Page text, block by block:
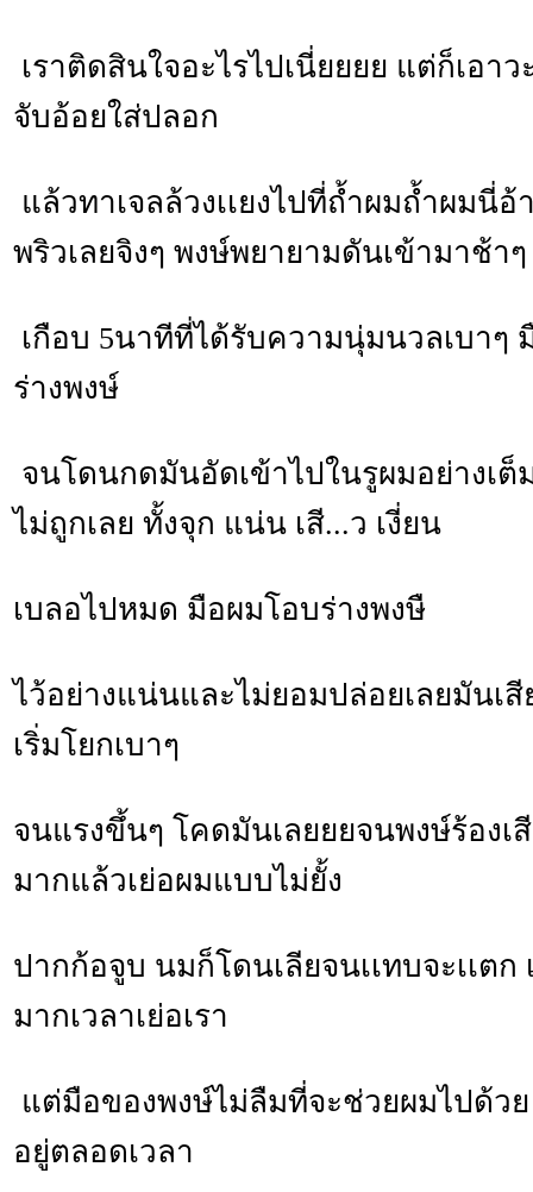
เราติดสินใจอะไรไปเนี่ยยยย แต่ก็เอา
จับอ้อยใส่ปลอก
แล้วทาเจลล้วงเเยงไปที่ถ้ำผมถ้ำผมนี่
พริวเลยจิงๆ พงษ์พยายามดันเข้ามาช้าๆ
เกือบ 5นาทีที่ได้รับความนุ่มนวลเบาๆ
ร่างพงษ์
จนโดนกดมันอัดเข้าไปในรูผมอย่างเ
ไม่ถูกเลย ทั้งจุก แน่น เสี...ว เงี่ยน
เบลอไปหมด มือผมโอบร่างพงษื
ไว้อย่างแน่นและไม่ยอมปล่อยเลยมันเ
เริ่มโยกเบาๆ
จนแรงขึ้นๆ โคดมันเลยยยจนพงษ์ร้องเ
มากแล้วเย่อผมแบบไม่ยั้ง
ปากก้อจูบ นมก็โดนเลียจนเเทบจะเเตก
มากเวลาเย่อเรา
แต่มือของพงษ์ไม่ลืมที่จะช่วยผมไปด้ว
อยู่ตลอดเวลา